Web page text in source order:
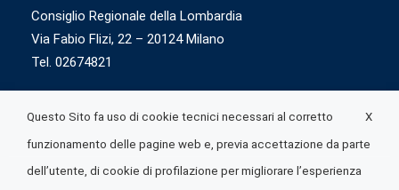
Consiglio Regionale della Lombardia
Via Fabio Flizi, 22 – 20124 Milano
Tel. 02674821
X
Questo Sito fa uso di cookie tecnici necessari al corretto
funzionamento delle pagine web e, previa accettazione da parte
dell’utente, di cookie di profilazione per migliorare l’esperienza